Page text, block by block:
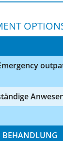
BEHANDLUNG